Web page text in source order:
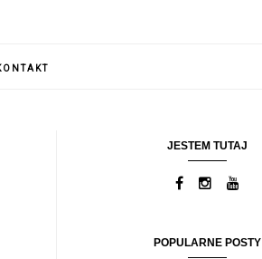
JESTEM TUTAJ
POPULARNE POSTY